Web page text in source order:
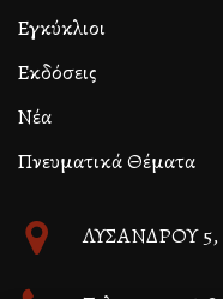
Εγκύκλιοι
Εκδόσεις
Νέα
Πνευματικά Θέματα
ΛΥΣΑΝΔΡΟΥ 5,